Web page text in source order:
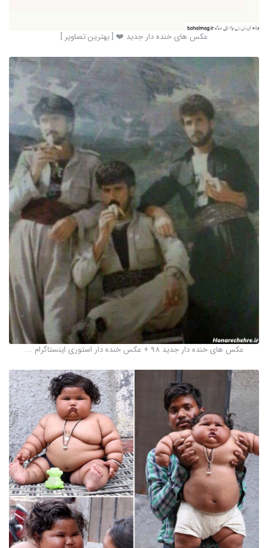
عکس های خنده دار جدید ❤️ [ بهترین تصاویر ]
عکس های خنده دار جدید 98 + عکس خنده دار استوری اینستاگرام ...